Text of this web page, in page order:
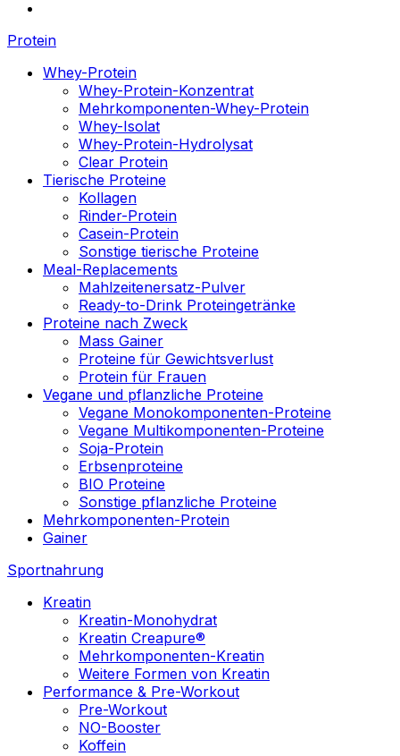
Protein
Whey-Protein
Whey-Protein-Konzentrat
Mehrkomponenten-Whey-Protein
Whey-Isolat
Whey-Protein-Hydrolysat
Clear Protein
Tierische Proteine
Kollagen
Rinder-Protein
Casein-Protein
Sonstige tierische Proteine
Meal-Replacements
Mahlzeitenersatz-Pulver
Ready-to-Drink Proteingetränke
Proteine nach Zweck
Mass Gainer
Proteine für Gewichtsverlust
Protein für Frauen
Vegane und pflanzliche Proteine
Vegane Monokomponenten-Proteine
Vegane Multikomponenten-Proteine
Soja-Protein
Erbsenproteine
BIO Proteine
Sonstige pflanzliche Proteine
Mehrkomponenten-Protein
Gainer
Sportnahrung
Kreatin
Kreatin-Monohydrat
Kreatin Creapure®
Mehrkomponenten-Kreatin
Weitere Formen von Kreatin
Performance & Pre-Workout
Pre-Workout
NO-Booster
Koffein